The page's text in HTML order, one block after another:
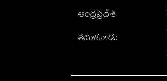
ఆంధ్రప్రదేశ్
తమిళనాడు